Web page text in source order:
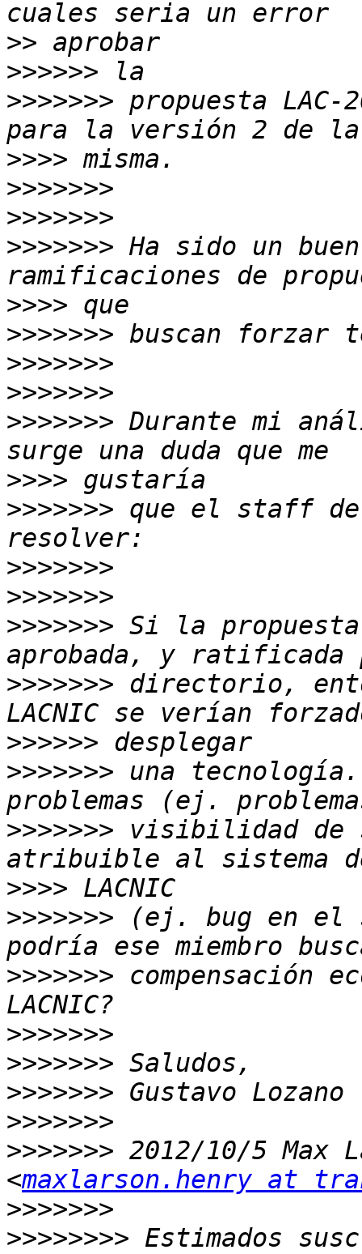
>>
>>>>>>
>>>>>>> propuesta
>>>>
>>>>>>>
>>>>>>>
>>>>>>> Ha sido un
>>>>
>>>>>>>
>>>>>>>
>>>>>>>
>>>>>>> Durante mi
>>>>
>>>>>>> que el staff de
>>>>>>>
>>>>>>>
>>>>>>> Si la propuesta
>>>>>>> directorio,
>>>>>>
>>>>>>> una
>>>>>>> visibilidad de
>>>>
>>>>>>> (ej. bug en el
>>>>>>> compensación
>>>>>>>
>>>>>>>
>>>>>>>
>>>>>>>
>>>>>>> 2012/10/5 Max
<maxlarson.henry at
>>>>>>>
>>>>>>>> Estimados